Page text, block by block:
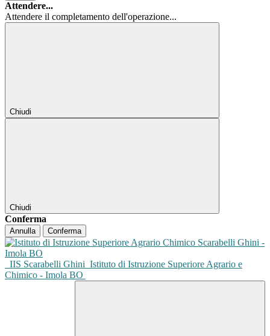
Attendere...
Attendere il completamento dell'operazione...
Chiudi
Chiudi
Conferma
Annulla Conferma
IIS Scarabelli Ghini Istituto di Istruzione Superiore Agrario e
Chimico - Imola BO